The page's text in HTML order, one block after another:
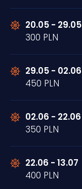
20.05 - 29.05
300 PLN
29.05 - 02.06
450 PLN
02.06 - 22.06
350 PLN
22.06 - 13.07
400 PLN